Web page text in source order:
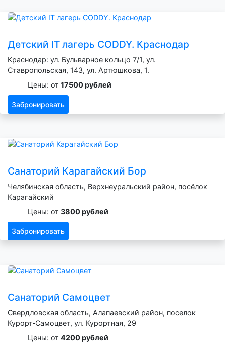
Детский IT лагерь CODDY. Краснодар
Краснодар: ул. Бульварное кольцо 7/1, ул.
Ставропольская, 143, ул. Артюшкова, 1.
Цены: от 17500 рублей
Забронировать
Санаторий Карагайский Бор
Челябинская область, Верхнеуральский район, посёлок
Карагайский
Цены: от 3800 рублей
Забронировать
Санаторий Самоцвет
Свердловская область, Алапаевский район, поселок
Курорт‑Самоцвет, ул. Курортная, 29
Цены: от 4200 рублей